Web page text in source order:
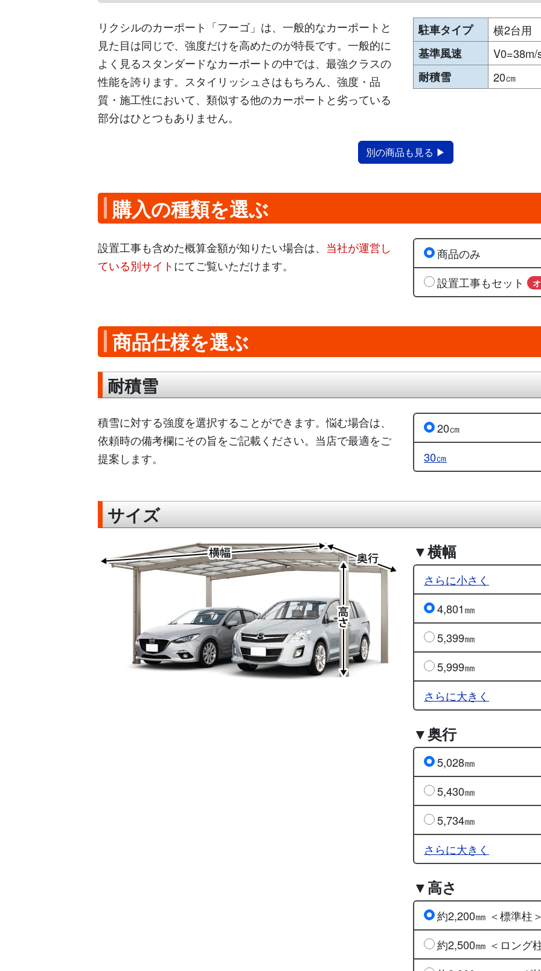
リクシルのカーポート「フーゴ」は、一般的なカーポートと
見た目は同じで、強度だけを高めたのが特長です。一般的に
よく見るスタンダードなカーポートの中では、最強クラスの
性能を誇ります。スタイリッシュさはもちろん、強度・品
質・施工性において、類似する他のカーポートと劣っている
部分はひとつもありません。
駐車タイプ 横2台用
基準風速 V0=38m/
耐積雪 20㎝
別の商品も見る ▶
購入の種類を選ぶ
設置工事も含めた概算金額が知りたい場合は、 当社が運営し
ている別サイトにてご覧いただけます。
商品のみ
設置工事もセット
商品仕様を選ぶ
耐積雪
積雪に対する強度を選択することができます。悩む場合は、
依頼時の備考欄にその旨をご記載ください。当店で最適をご
提案します。
20㎝
30㎝
サイズ
▼横幅
さらに小さく
4,801㎜
5,399㎜
5,999㎜
さらに大きく
▼奥行
5,028㎜
5,430㎜
5,734㎜
さらに大きく
▼高さ
約2,200㎜ ＜標準柱
約2,500㎜ ＜ロング